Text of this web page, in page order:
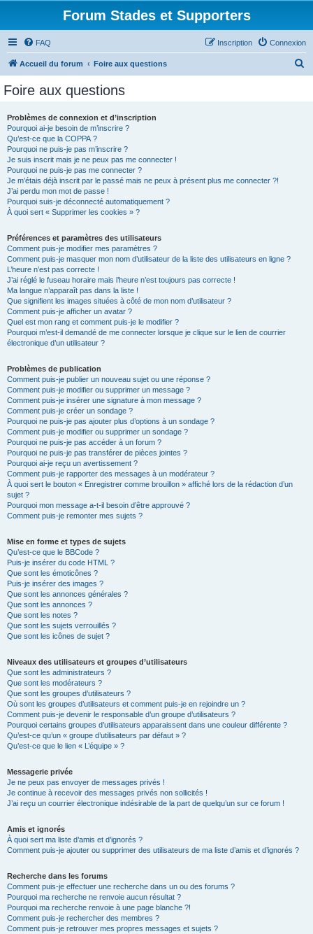
Forum Stades et Supporters
FAQ Connexion
Inscription
Accueil du forum Foire aux questions
Foire aux questions
Problèmes de connexion et d’inscription
Pourquoi ai-je besoin de m’inscrire ?
Qu’est-ce que la COPPA ?
Pourquoi ne puis-je pas m’inscrire ?
Je suis inscrit mais je ne peux pas me connecter !
Pourquoi ne puis-je pas me connecter ?
Je m’étais déjà inscrit par le passé mais ne peux à présent plus me connecter ?!
J’ai perdu mon mot de passe !
Pourquoi suis-je déconnecté automatiquement ?
À quoi sert « Supprimer les cookies » ?
Préférences et paramètres des utilisateurs
Comment puis-je modifier mes paramètres ?
Comment puis-je masquer mon nom d’utilisateur de la liste des utilisateurs en ligne ?
L’heure n’est pas correcte !
J’ai réglé le fuseau horaire mais l’heure n’est toujours pas correcte !
Ma langue n’apparaît pas dans la liste !
Que signifient les images situées à côté de mon nom d’utilisateur ?
Comment puis-je afficher un avatar ?
Quel est mon rang et comment puis-je le modifier ?
Pourquoi m’est-il demandé de me connecter lorsque je clique sur le lien de courrier
électronique d’un utilisateur ?
Problèmes de publication
Comment puis-je publier un nouveau sujet ou une réponse ?
Comment puis-je modifier ou supprimer un message ?
Comment puis-je insérer une signature à mon message ?
Comment puis-je créer un sondage ?
Pourquoi ne puis-je pas ajouter plus d’options à un sondage ?
Comment puis-je modifier ou supprimer un sondage ?
Pourquoi ne puis-je pas accéder à un forum ?
Pourquoi ne puis-je pas transférer de pièces jointes ?
Pourquoi ai-je reçu un avertissement ?
Comment puis-je rapporter des messages à un modérateur ?
À quoi sert le bouton « Enregistrer comme brouillon » affiché lors de la rédaction d’un
sujet ?
Pourquoi mon message a-t-il besoin d’être approuvé ?
Comment puis-je remonter mes sujets ?
Mise en forme et types de sujets
Qu’est-ce que le BBCode ?
Puis-je insérer du code HTML ?
Que sont les émoticônes ?
Puis-je insérer des images ?
Que sont les annonces générales ?
Que sont les annonces ?
Que sont les notes ?
Que sont les sujets verrouillés ?
Que sont les icônes de sujet ?
Niveaux des utilisateurs et groupes d’utilisateurs
Que sont les administrateurs ?
Que sont les modérateurs ?
Que sont les groupes d’utilisateurs ?
Où sont les groupes d’utilisateurs et comment puis-je en rejoindre un ?
Comment puis-je devenir le responsable d’un groupe d’utilisateurs ?
Pourquoi certains groupes d’utilisateurs apparaissent dans une couleur différente ?
Qu’est-ce qu’un « groupe d’utilisateurs par défaut » ?
Qu’est-ce que le lien « L’équipe » ?
Messagerie privée
Je ne peux pas envoyer de messages privés !
Je continue à recevoir des messages privés non sollicités !
J’ai reçu un courrier électronique indésirable de la part de quelqu’un sur ce forum !
Amis et ignorés
À quoi sert ma liste d’amis et d’ignorés ?
Comment puis-je ajouter ou supprimer des utilisateurs de ma liste d’amis et d’ignorés ?
Recherche dans les forums
Comment puis-je effectuer une recherche dans un ou des forums ?
Pourquoi ma recherche ne renvoie aucun résultat ?
Pourquoi ma recherche renvoie à une page blanche ?!
Comment puis-je rechercher des membres ?
Comment puis-je retrouver mes propres messages et sujets ?